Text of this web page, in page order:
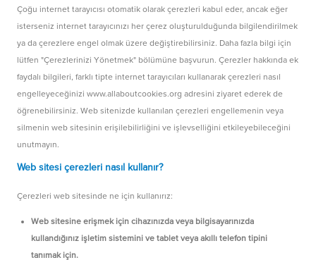
Çoğu internet tarayıcısı otomatik olarak çerezleri kabul eder, ancak eğer
isterseniz internet tarayıcınızı her çerez oluşturulduğunda bilgilendirilmek
ya da çerezlere engel olmak üzere değiştirebilirsiniz. Daha fazla bilgi için
lütfen "Çerezlerinizi Yönetmek" bölümüne başvurun. Çerezler hakkında ek
faydalı bilgileri, farklı tipte internet tarayıcıları kullanarak çerezleri nasıl
engelleyeceğinizi www.allaboutcookies.org adresini ziyaret ederek de
öğrenebilirsiniz. Web sitenizde kullanılan çerezleri engellemenin veya
silmenin web sitesinin erişilebilirliğini ve işlevselliğini etkileyebileceğini
unutmayın.
Web sitesi çerezleri nasıl kullanır?
Çerezleri web sitesinde ne için kullanırız:
Web sitesine erişmek için cihazınızda veya bilgisayarınızda
kullandığınız işletim sistemini ve tablet veya akıllı telefon tipini
tanımak için.